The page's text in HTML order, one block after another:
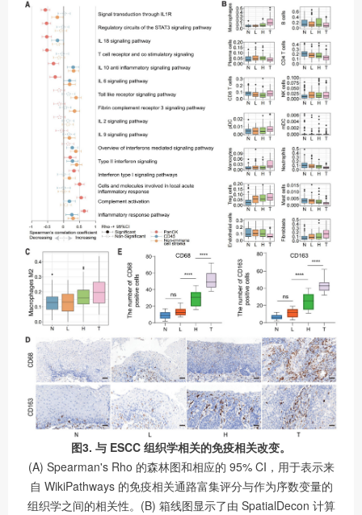
图3. 与 ESCC 组织学相关的免疫相关改变。
(A) Spearman's Rho 的森林图和相应的 95% CI，用于表示来
自 WikiPathways 的免疫相关通路富集评分与作为序数变量的
组织学之间的相关性。(B) 箱线图显示了由 SpatialDecon 计算